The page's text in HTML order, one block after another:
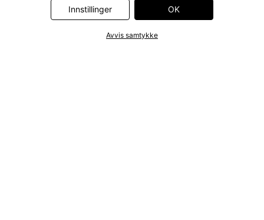
Innstillinger OK
Avvis samtykke